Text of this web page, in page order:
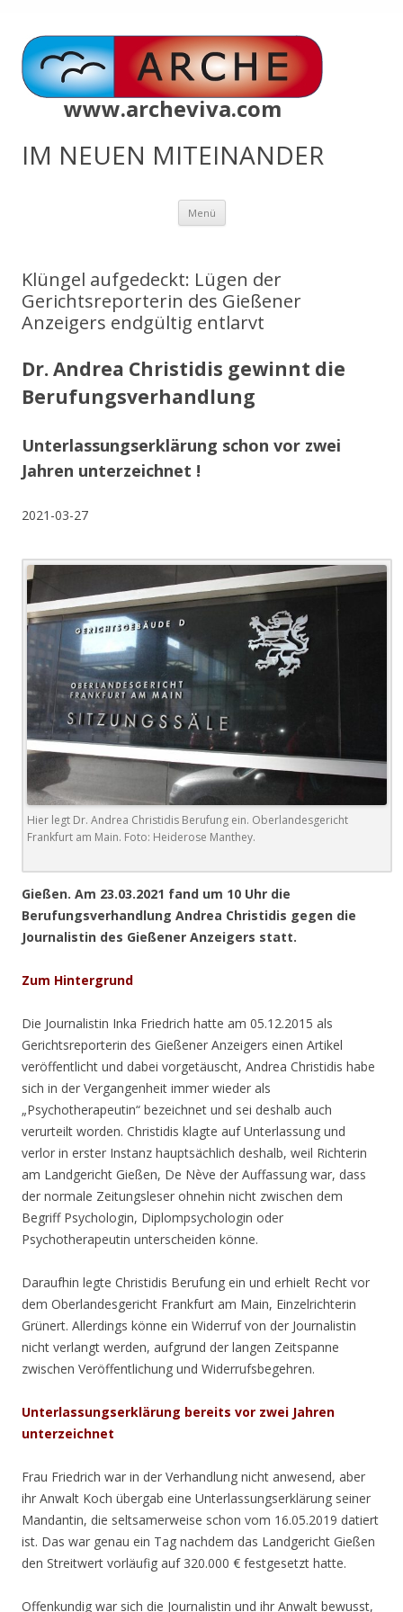
www.archeviva.com
IM NEUEN MITEINANDER
Menü Zum
springen
Klüngel aufgedeckt: Lügen der
Gerichtsreporterin des Gießener
Anzeigers endgültig entlarvt
Dr. Andrea Christidis gewinnt die
Berufungsverhandlung
Unterlassungserklärung schon vor zwei
Jahren unterzeichnet !
2021-03-27
Hier legt Dr. Andrea Christidis Berufung ein. Oberlandesgericht
Frankfurt am Main. Foto: Heiderose Manthey.
Gießen. Am 23.03.2021 fand um 10 Uhr die
Berufungsverhandlung Andrea Christidis gegen die
Journalistin des Gießener Anzeigers statt.
Zum Hintergrund
Die Journalistin Inka Friedrich hatte am 05.12.2015 als
Gerichtsreporterin des Gießener Anzeigers einen Artikel
veröffentlicht und dabei vorgetäuscht, Andrea Christidis habe
sich in der Vergangenheit immer wieder als
„Psychotherapeutin“ bezeichnet und sei deshalb auch
verurteilt worden. Christidis klagte auf Unterlassung und
verlor in erster Instanz hauptsächlich deshalb, weil Richterin
am Landgericht Gießen, De Nève der Auffassung war, dass
der normale Zeitungsleser ohnehin nicht zwischen dem
Begriff Psychologin, Diplompsychologin oder
Psychotherapeutin unterscheiden könne.
Daraufhin legte Christidis Berufung ein und erhielt Recht vor
dem Oberlandesgericht Frankfurt am Main, Einzelrichterin
Grünert. Allerdings könne ein Widerruf von der Journalistin
nicht verlangt werden, aufgrund der langen Zeitspanne
zwischen Veröffentlichung und Widerrufsbegehren.
Unterlassungserklärung bereits vor zwei Jahren
unterzeichnet
Frau Friedrich war in der Verhandlung nicht anwesend, aber
ihr Anwalt Koch übergab eine Unterlassungserklärung seiner
Mandantin, die seltsamerweise schon vom 16.05.2019 datiert
ist. Das war genau ein Tag nachdem das Landgericht Gießen
den Streitwert vorläufig auf 320.000 € festgesetzt hatte.
Offenkundig war sich die Journalistin und ihr Anwalt bewusst,